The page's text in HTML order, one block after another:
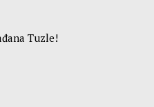
Tuzle!